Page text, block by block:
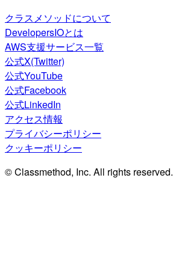
クラスメソッドについて
DevelopersIOとは
AWS支援サービス一覧
公式X(Twitter)
公式YouTube
公式Facebook
公式LinkedIn
アクセス情報
プライバシーポリシー
クッキーポリシー
© Classmethod, Inc. All rights reserved.